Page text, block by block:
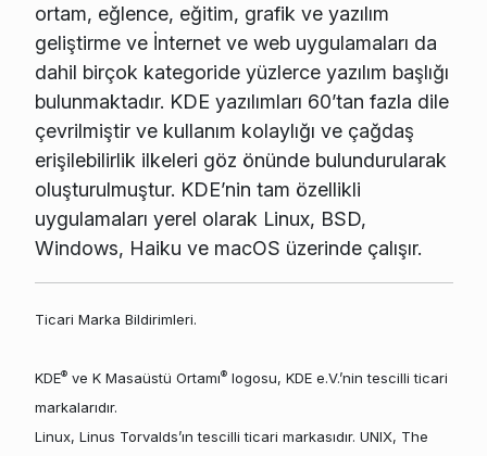
ortam, eğlence, eğitim, grafik ve yazılım
geliştirme ve İnternet ve web uygulamaları da
dahil birçok kategoride yüzlerce yazılım başlığı
bulunmaktadır. KDE yazılımları 60’tan fazla dile
çevrilmiştir ve kullanım kolaylığı ve çağdaş
erişilebilirlik ilkeleri göz önünde bulundurularak
oluşturulmuştur. KDE’nin tam özellikli
uygulamaları yerel olarak Linux, BSD,
Windows, Haiku ve macOS üzerinde çalışır.
Ticari Marka Bildirimleri.
KDE®ve K Masaüstü Ortamı®logosu, KDE e.V.’nin tescilli ticari
markalarıdır.
Linux, Linus Torvalds’ın tescilli ticari markasıdır. UNIX, The